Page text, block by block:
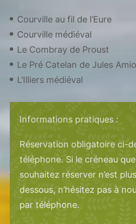
Courville au fil de l’Eure
Courville médiéval
Le Combray de Proust
Le Pré Catelan de Jules
L’Illiers médiéval
Informations pratiques :
Réservation obligatoire ci-
téléphone. Si le créneau
souhaitez réserver n’est
dessous, n’hésitez pas à
par téléphone.